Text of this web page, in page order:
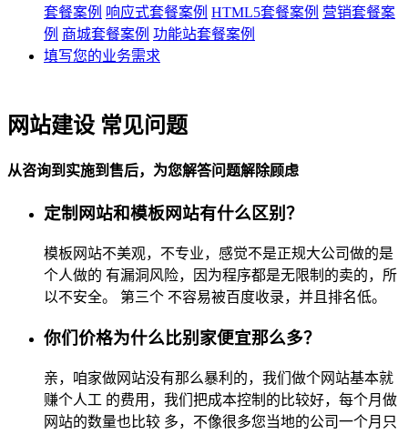
套餐案例 响应式套餐案例 HTML5套餐案例 营销套餐案
例 商城套餐案例 功能站套餐案例
填写您的业务需求
网站建设 常见问题
从咨询到实施到售后，为您解答问题解除顾虑
定制网站和模板网站有什么区别？
模板网站不美观，不专业，感觉不是正规大公司做的是
个人做的 有漏洞风险，因为程序都是无限制的卖的，所
以不安全。 第三个 不容易被百度收录，并且排名低。
你们价格为什么比别家便宜那么多？
亲，咱家做网站没有那么暴利的，我们做个网站基本就
赚个人工 的费用，我们把成本控制的比较好，每个月做
网站的数量也比较 多，不像很多您当地的公司一个月只